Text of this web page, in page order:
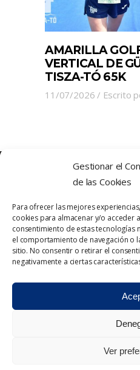
Gestionar el
de las Cookies
Para ofrecer las mejores
cookies para almacenar y/o acceder
consentimiento de estas
el comportamiento de navegación o
sitio. No consentir o retirar el
negativamente a ciertas
Ver
AMARILLA
VERTICAL DE
TISZA-TÓ 65K
11/07/2026 Escrito
Política de